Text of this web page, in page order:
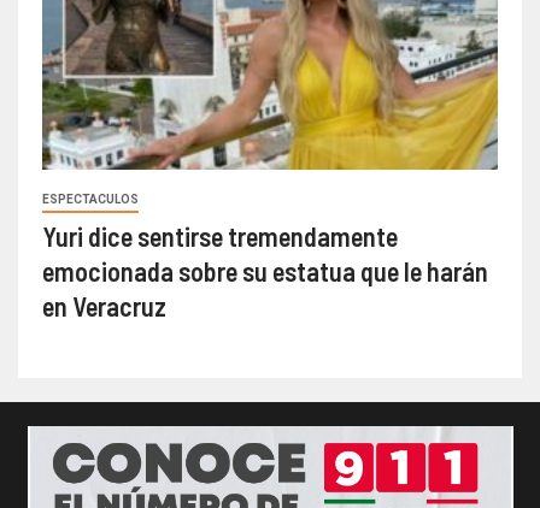
ESPECTACULOS
Yuri dice sentirse tremendamente
emocionada sobre su estatua que le harán
en Veracruz